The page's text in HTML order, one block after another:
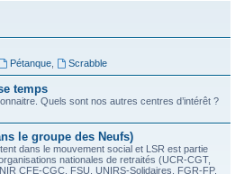
Pétanque, Scrabble
temps
Quels sont nos autres centres d’intérêt ?
le groupe des Neufs)
dans le mouvement social et LSR est partie
nationales de retraités (UCR-CGT,
CFE-CGC, FSU, UNIRS-Solidaires, FGR-FP,